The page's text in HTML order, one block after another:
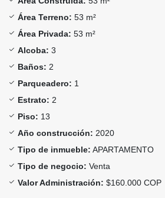
Área Terreno: 53 m²
Área Privada: 53 m²
Alcoba: 3
Baños: 2
Parqueadero: 1
Estrato: 2
Piso: 13
Año construcción: 2020
Tipo de inmueble: APARTAMENTO
Tipo de negocio: Venta
Valor Administración: $160.000 COP